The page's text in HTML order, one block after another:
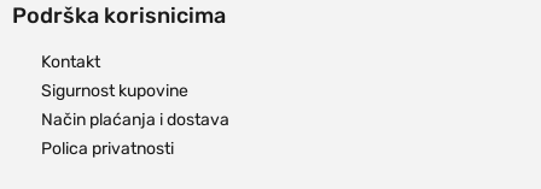
Podrška korisnicima
Kontakt
Sigurnost kupovine
Način plaćanja i dostava
Polica privatnosti